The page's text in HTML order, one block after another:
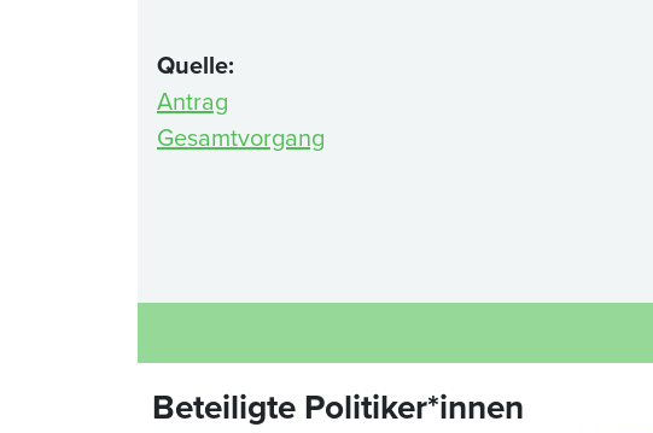
Quelle:
Antrag
Gesamtvorgang
Beteiligte Politiker*innen